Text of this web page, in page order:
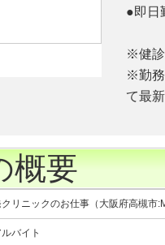
●即日
※健診
※勤務
て最
概要
クリニックのお仕事（大阪府高槻市
バイト